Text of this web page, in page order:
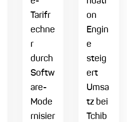
Tarifr
echne
r
durch
Softw
are-
Mode
rnisier
on
Engin
e
steig
ert
Umsa
tz bei
Tchib